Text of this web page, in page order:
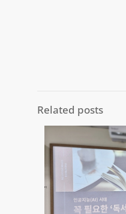
Related posts